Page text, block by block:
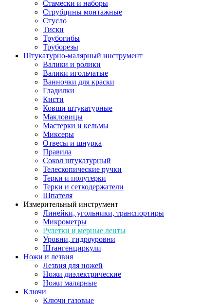
Стамески и наборы
Струбцины монтажные
Стусло
Тиски
Трубогибы
Труборезы
Штукатурно-малярный инструмент
Валики и ролики
Валики игольчатые
Ванночки для краски
Гладилки
Кисти
Ковши штукатурные
Макловицы
Мастерки и кельмы
Миксеры
Отвесы и шнурка
Правила
Сокол штукатурный
Телескопические ручки
Терки и полутерки
Терки и сеткодержатели
Шпателя
Измерительный инструмент
Линейки, угольники, транспортиры
Микрометры
Рулетки и мерные ленты
Уровни, гидроуровни
Штангенциркули
Ножи и лезвия
Лезвия для ножей
Ножи диэлектрические
Ножи малярные
Ключи
Ключи газовые